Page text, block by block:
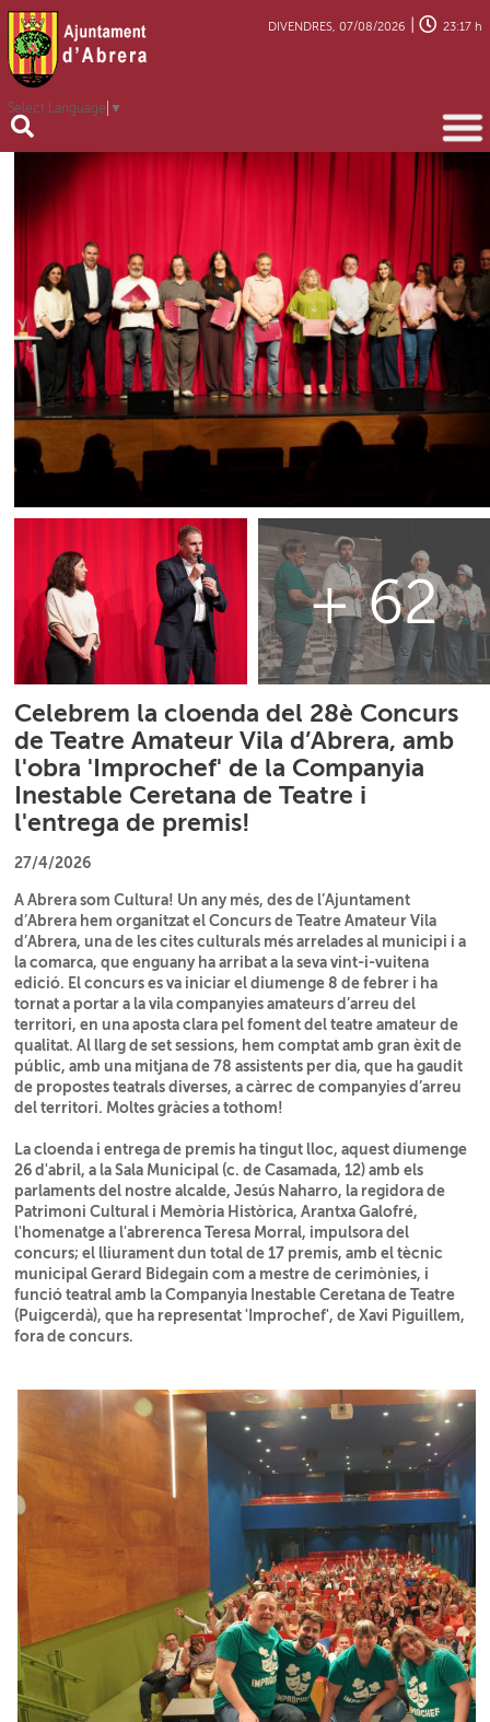
Select Language ▼
DIVENDRES, 07/08/2026 23:17 h
+ 62
Celebrem la cloenda del 28è Concurs
de Teatre Amateur Vila d’Abrera, amb
l'obra 'Improchef' de la Companyia
Inestable Ceretana de Teatre i
l'entrega de premis!
27/4/2026
A Abrera som Cultura! Un any més, des de l’Ajuntament
d’Abrera hem organitzat el Concurs de Teatre Amateur Vila
d’Abrera, una de les cites culturals més arrelades al municipi i a
la comarca, que enguany ha arribat a la seva vint-i-vuitena
edició. El concurs es va iniciar el diumenge 8 de febrer i ha
tornat a portar a la vila companyies amateurs d’arreu del
territori, en una aposta clara pel foment del teatre amateur de
qualitat. Al llarg de set sessions, hem comptat ambgran èxit de
públic, amb una mitjana de 78 assistents per dia, que ha gaudit
de propostes teatrals diverses, a càrrec de companyies d’arreu
del territori. Moltes gràcies a tothom!
La cloenda i entrega de premis ha tingut lloc, aquest diumenge
26 d'abril, a la Sala Municipal (c. de Casamada, 12) amb els
parlaments del nostre alcalde, Jesús Naharro, la regidora de
Patrimoni Cultural i Memòria Històrica, Arantxa Galofré,
l'homenatge a l'abrerenca Teresa Morral, impulsora del
concurs; el lliurament dun total de 17 premis, amb el tècnic
municipal Gerard Bidegain com a mestre de cerimònies, i
funció teatral amb la Companyia Inestable Ceretana de Teatre
(Puigcerdà), que ha representat 'Improchef', de Xavi Piguillem,
fora de concurs.